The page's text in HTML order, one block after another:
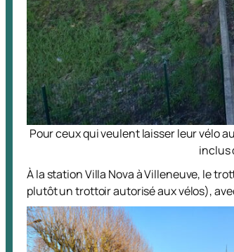
Pour ceux qui veulent laisser leur vélo
inclus
À la station Villa Nova à Villeneuve, le
plutôt un trottoir autorisé aux vélos),